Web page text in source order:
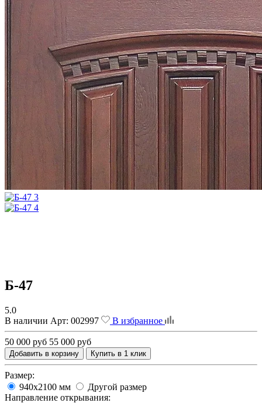
Б-47
5.0
В наличии Арт: 002997 В избранное
50 000 руб 55 000 руб
Добавить в корзину Купить в 1 клик
Размер:
940х2100 мм
Другой размер
Направление открывания: